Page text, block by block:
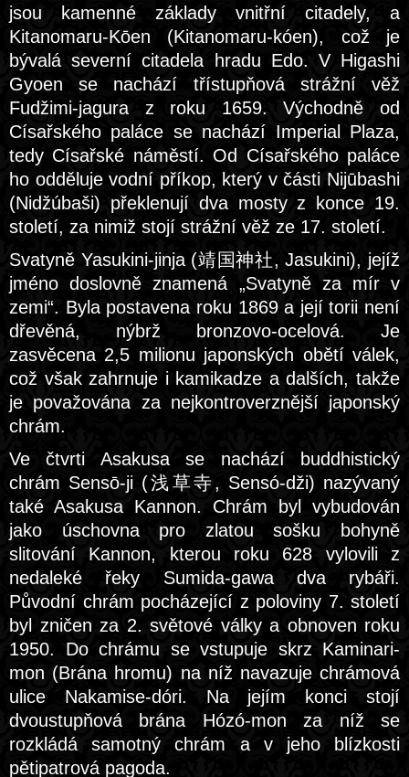
jsou kamenné základy vnitřní citadely, a
Kitanomaru-Kōen (Kitanomaru-kóen), což je
bývalá severní citadela hradu Edo. V Higashi
Gyoen se nachází třístupňová strážní věž
Fudžimi-jagura z roku 1659. Východně od
Císařského paláce se nachází Imperial Plaza,
tedy Císařské náměstí. Od Císařského paláce
ho odděluje vodní příkop, který v části Nijūbashi
(Nidžúbaši) překlenují dva mosty z konce 19.
století, za nimiž stojí strážní věž ze 17. století.
Svatyně Yasukini-jinja (靖国神社, Jasukini), jejíž
jméno doslovně znamená „Svatyně za mír v
zemi“. Byla postavena roku 1869 a její torii není
dřevěná, nýbrž bronzovo-ocelová. Je
zasvěcena 2,5 milionu japonských obětí válek,
což však zahrnuje i kamikadze a dalších, takže
je považována za nejkontroverznější japonský
chrám.
Ve čtvrti Asakusa se nachází buddhistický
chrám Sensō-ji (浅草寺, Sensó-dži) nazývaný
také Asakusa Kannon. Chrám byl vybudován
jako úschovna pro zlatou sošku bohyně
slitování Kannon, kterou roku 628 vylovili z
nedaleké řeky Sumida-gawa dva rybáři.
Původní chrám pocházející z poloviny 7. století
byl zničen za 2. světové války a obnoven roku
1950. Do chrámu se vstupuje skrz Kaminari-
mon (Brána hromu) na níž navazuje chrámová
ulice Nakamise-dóri. Na jejím konci stojí
dvoustupňová brána Hózó-mon za níž se
rozkládá samotný chrám a v jeho blízkosti
pětipatrová pagoda.